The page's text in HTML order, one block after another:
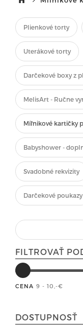
Plienkové torty
Uterákové torty
Darčekové boxy z
MelisArt - Ručne
Míľnikové kartičky
Babyshower -
Svadobné rekvizity
Darčekové poukazy
FILTROVAŤ
CENA 9 - 10 ,-€
DOSTUPNOSŤ